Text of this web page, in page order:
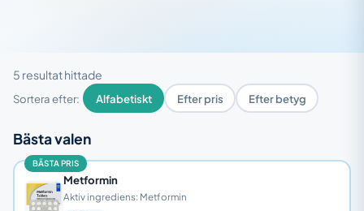
5 resultat hittade
Sortera efter: Alfabetiskt Efter pris Efter betyg
Bästa valen
BÄSTA PRIS
Metformin
Aktiv ingrediens: Metformin